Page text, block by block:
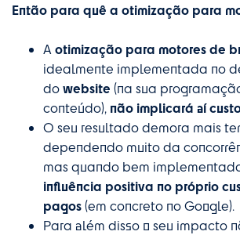
Então para quê a otimização para
Aotimização para motores de
idealmente implementada no
dowebsite (na sua
conteúdo), não implicará aí
O seu resultado demora mais
dependendo muito da
mas quando bem
influência positiva no próprio
pagos(em concreto no Google).
Para além disso o seu impacto